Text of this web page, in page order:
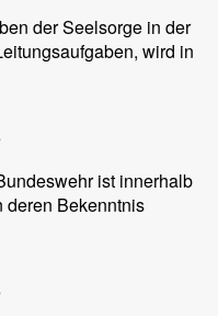
der Seelsorge in der
wird in
ist innerhalb
deren Bekenntnis